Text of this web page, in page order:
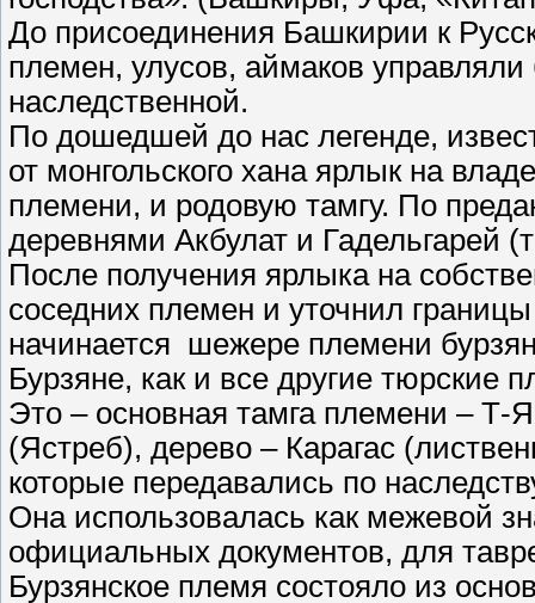
До присоединения Башкирии к
племен, улусов, аймаков
наследственной.
По дошедшей до нас легенде,
от монгольского хана ярлык на
племени, и родовую тамгу. По
деревнями Акбулат и Гадельгарей
После получения ярлыка на
соседних племен и уточнил
начинается шежере племени
Бурзяне, как и все другие
Это – основная тамга племени –
(Ястреб), дерево – Карагас
которые передавались по
Она использовалась как межевой
официальных документов, для
Бурзянское племя состояло из